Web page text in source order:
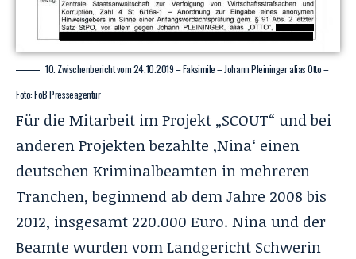
10. Zwischenbericht vom 24.10.2019 – Faksimile – Johann Pleininger alias Otto –
Foto: FoB Presseagentur
Für die Mitarbeit im Projekt „SCOUT“ und bei
anderen Projekten bezahlte ‚Nina‘ einen
deutschen Kriminalbeamten in mehreren
Tranchen, beginnend ab dem Jahre 2008 bis
2012, insgesamt 220.000 Euro. Nina und der
Beamte wurden vom Landgericht Schwerin